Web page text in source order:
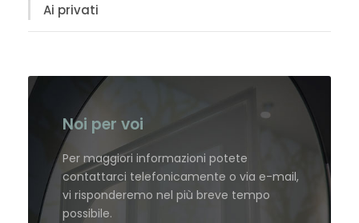
Ai privati
Noi per voi
Per maggiori informazioni potete
contattarci telefonicamente o via e-mail,
vi risponderemo nel più breve tempo
possibile.